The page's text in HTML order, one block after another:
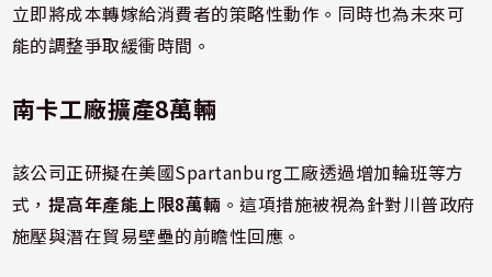
立即將成本轉嫁給消費者的策略性動作。同時也為未來可
能的調整爭取緩衝時間。
南卡工廠擴產8萬輛
該公司正研擬在美國Spartanburg工廠透過增加輪班等方
式， 提高年產能上限8萬輛 。這項措施被視為針對川普政府
施壓與潛在貿易壁壘的前瞻性回應。